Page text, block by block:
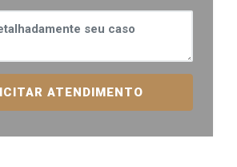
ATENDIMENTO